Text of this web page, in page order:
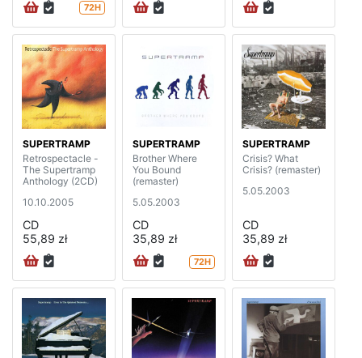
72H
SUPERTRAMP
Retrospectacle -
The Supertramp
Anthology (2CD)
10.10.2005
CD
55,89 zł
SUPERTRAMP
Brother Where
You Bound
(remaster)
5.05.2003
CD
35,89 zł
72H
SUPERTRAMP
Crisis? What
Crisis? (remaster)
5.05.2003
CD
35,89 zł